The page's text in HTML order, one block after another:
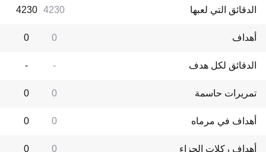
الدقائق التي لعبها 4230
4230
أهداف 0
0
الدقائق لكل هدف -
-
تمريرات حاسمة 0
0
أهداف في مرماه 0
0
أهداف ركلات الجزاء 0
0